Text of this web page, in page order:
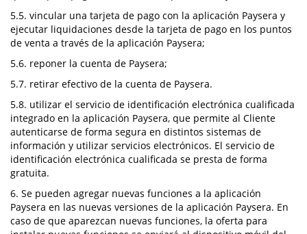
5.5. vincular una tarjeta de pago con la aplicación Paysera y
ejecutar liquidaciones desde la tarjeta de pago en los puntos
de venta a través de la aplicación Paysera;
5.6. reponer la cuenta de Paysera;
5.7. retirar efectivo de la cuenta de Paysera.
5.8. utilizar el servicio de identificación electrónica cualificada
integrado en la aplicación Paysera, que permite al Cliente
autenticarse de forma segura en distintos sistemas de
información y utilizar servicios electrónicos. El servicio de
identificación electrónica cualificada se presta de forma
gratuita.
6. Se pueden agregar nuevas funciones a la aplicación
Paysera en las nuevas versiones de la aplicación Paysera. En
caso de que aparezcan nuevas funciones, la oferta para